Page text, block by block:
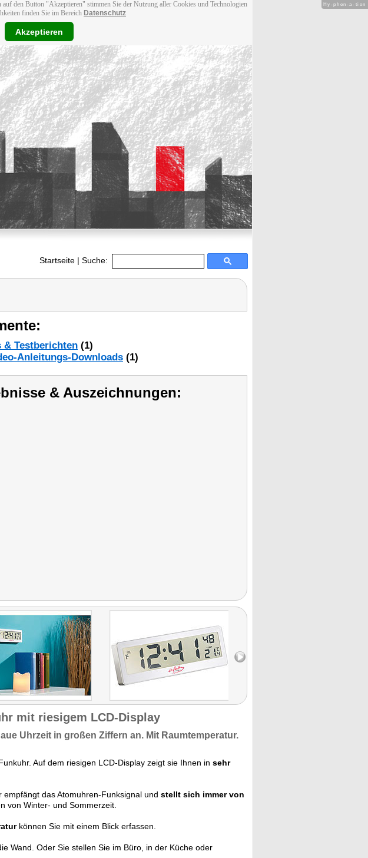
den Button "Akzeptieren" stimmen Sie der Nutzung aller Cookies und Technologien
finden Sie im Bereich Datenschutz
Akzeptieren
Startseite | Suche:
& Testberichten (1)
Anleitungs-Downloads (1)
& Auszeichnungen:
mit riesigem LCD-Display
Uhrzeit in großen Ziffern an. Mit Raumtemperatur.
Auf dem riesigen LCD-Display zeigt sie Ihnen in sehr
empfängt das Atomuhren-Funksignal und stellt sich immer von
von Winter- und Sommerzeit.
können Sie mit einem Blick erfassen.
Wand. Oder Sie stellen Sie im Büro, in der Küche oder
Hy-phen-a-tion